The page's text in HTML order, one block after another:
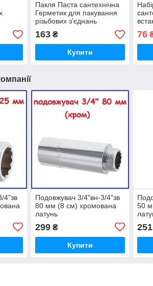
Пакля Паста сантехнічна
Герметик для пакування
різьбових з'єднань
ущільнення труб GEB 25 г
163₴
Купити
76
4"зв
Подовжувач 3/4"вн-3/4"зв
80 мм (8 см) хромована
латунь
299₴
Купити
50
251